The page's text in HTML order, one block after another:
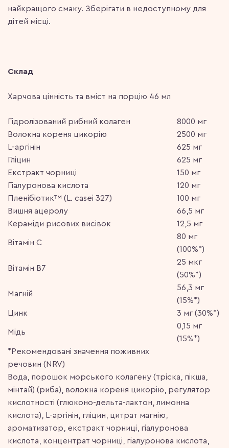
найкращого смаку. Зберігати в недоступному для
дітей місці.
Склад
Харчова цінність та вміст на порцію 46 мл
Гідролізований рибний колаген
8000 мг
Волокна кореня цикорію
2500 мг
L-аргінін
625 мг
Гліцин
625 мг
Екстракт чорниці
150 мг
Гіалуронова кислота
120 мг
Пленібіотик™ (L. casei 327)
100 мг
Вишня ацеролу
66,5 мг
Кераміди рисових висівок
12,5 мг
Вітамін С
80 мг
(100%*)
Вітамін В7
25 мкг
(50%*)
Магній
56,3 мг
(15%*)
Цинк
3 мг (30%*)
Мідь
0,15 мг
(15%*)
*Рекомендовані значення поживних
речовин (NRV)
Вода, порошок морського колагену (тріска, пікша,
мінтай) (риба), волокна кореня цикорію, регулятор
кислотності (глюконо-дельта-лактон, лимонна
кислота), L-аргінін, гліцин, цитрат магнію,
ароматизатор, екстракт чорниці, гіалуронова
кислота, концентрат чорниці, гіалуронова кислота,